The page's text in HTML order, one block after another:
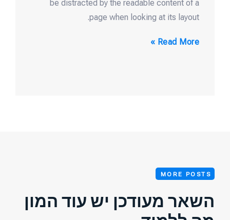
be distracted by the readable content of a
page when looking at its layout.
Read More »
MORE POSTS
השאר מעודכן יש עוד המון